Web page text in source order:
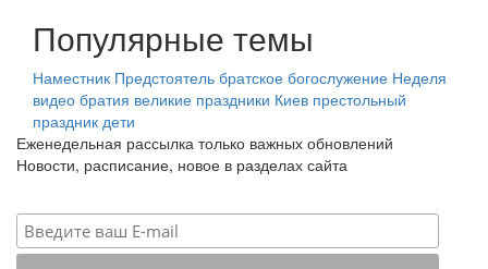
Популярные темы
Наместник Предстоятель братское богослужение Неделя
видео братия великие праздники Киев престольный
праздник дети
Еженедельная рассылка только важных обновлений
Новости, расписание, новое в разделах сайта